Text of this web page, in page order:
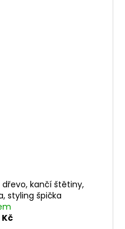
kančí štětiny,
styling špička
Kč